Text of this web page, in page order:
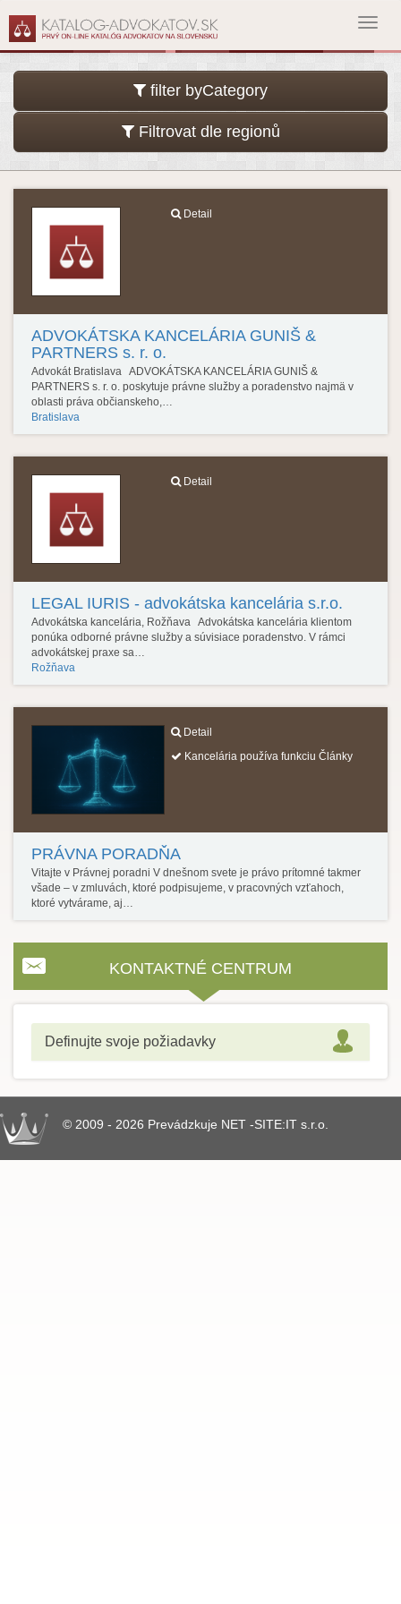
filter byCategory
Filtrovat dle regionů
Detail
ADVOKÁTSKA KANCELÁRIA GUNIŠ &
PARTNERS s. r. o.
Advokát Bratislava ADVOKÁTSKA KANCELÁRIA GUNIŠ &
PARTNERS s. r. o. poskytuje právne služby a poradenstvo najmä v
oblasti práva občianskeho,…
Bratislava
Detail
LEGAL IURIS - advokátska kancelária s.r.o.
Advokátska kancelária, Rožňava Advokátska kancelária klientom
ponúka odborné právne služby a súvisiace poradenstvo. V rámci
advokátskej praxe sa…
Rožňava
Detail
Kancelária používa funkciu Články
PRÁVNA PORADŇA
Vitajte v Právnej poradni V dnešnom svete je právo prítomné takmer
všade – v zmluvách, ktoré podpisujeme, v pracovných vzťahoch,
ktoré vytvárame, aj…
KONTAKTNÉ CENTRUM
Definujte svoje požiadavky
© 2009 - 2026 Prevádzkuje NET -SITE:IT s.r.o.